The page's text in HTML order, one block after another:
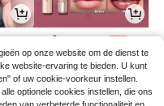
4
op onze website om de dienst te
website-ervaring te bieden. U kunt
of uw cookie-voorkeur instellen.
optionele cookies instellen, die ons